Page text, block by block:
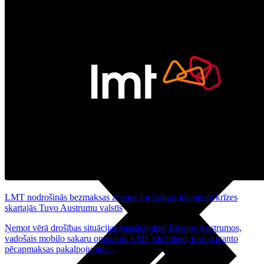
Kā kļūt par LMT klientu
eSIM tehnoloģija
Citi pakalpojumi
LMT nodrošinās bezmaksas zvanus un īsziņas klientiem krīzes
skartajās Tuvo Austrumu valstīs
Ņemot vērā drošības situācijas saasinājumu Tuvajos Austrumos,
vadošais mobilo sakaru operators LMT klientiem, kuri izmanto
pēcapmaksas pakalpojumus...